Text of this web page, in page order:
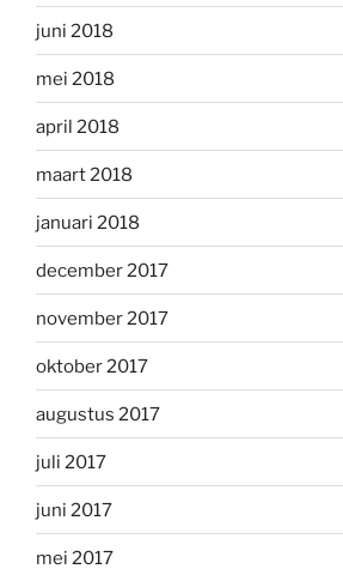
juni 2018
mei 2018
april 2018
maart 2018
januari 2018
december 2017
november 2017
oktober 2017
augustus 2017
juli 2017
juni 2017
mei 2017